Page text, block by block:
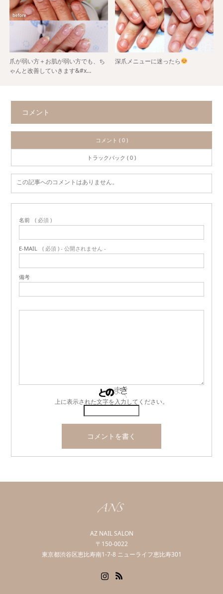
爪が弱い方＋お肌が弱い方でも、ち
ゃんと改善していきます&#x…
深爪メニューに迷ったら
コメント
コメント ( 0 )
トラックバック ( 0 )
この記事へのコメントはありません。
名前 ( 必須 )
E-MAIL ( 必須 ) - 公開されません -
備考
上に表示された文字を入力してください。
AZ NAIL SALON
〒150-0022
東京都渋谷区恵比寿南1-7-8 ニューライフ恵比寿301